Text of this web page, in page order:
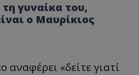
γυναίκα του,
ο Μαυρίκιος
αναφέρει «δείτε γιατί